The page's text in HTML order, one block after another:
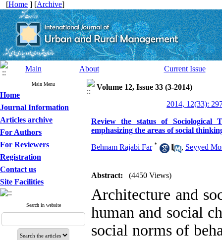
[Home ] [Archive]
Main About Current Issue
Main Menu
Home
Journal Information
Articles archive
For Authors
For Reviewers
Registration
Contact us
Site Facilities
Search in website
Volume 12, Issue 33 (3-2014)
2014, 12(33):
Review the status of Sociological
emphasizing the areas of social
Behnam Rajabi Far * , Seyyed
Abstract: (4450 Views)
Architecture and
human and social
social norms of